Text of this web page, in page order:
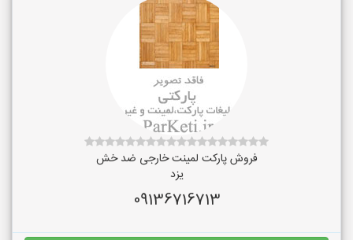
فروش پارکت لمینت خارجی ضد خش
یزد
09136716713